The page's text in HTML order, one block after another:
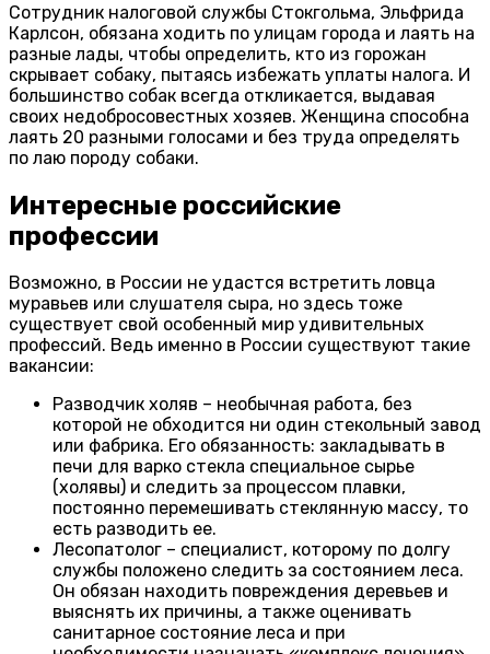
Сотрудник налоговой службы Стокгольма, Эльфрида
Карлсон, обязана ходить по улицам города и лаять на
разные лады, чтобы определить, кто из горожан
скрывает собаку, пытаясь избежать уплаты налога. И
большинство собак всегда откликается, выдавая
своих недобросовестных хозяев. Женщина способна
лаять 20 разными голосами и без труда определять
по лаю породу собаки.
Интересные российские
профессии
Возможно, в России не удастся встретить ловца
муравьев или слушателя сыра, но здесь тоже
существует свой особенный мир удивительных
профессий. Ведь именно в России существуют такие
вакансии:
Разводчик холяв – необычная работа, без
которой не обходится ни один стекольный завод
или фабрика. Его обязанность: закладывать в
печи для варко стекла специальное сырье
(холявы) и следить за процессом плавки,
постоянно перемешивать стеклянную массу, то
есть разводить ее.
Лесопатолог – специалист, которому по долгу
службы положено следить за состоянием леса.
Он обязан находить повреждения деревьев и
выяснять их причины, а также оценивать
санитарное состояние леса и при